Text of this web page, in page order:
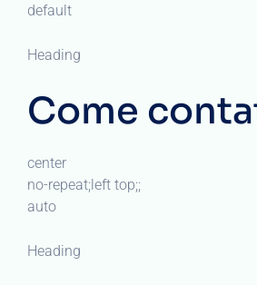
default
Heading
Come
center
no-repeat;left top;;
auto
Heading